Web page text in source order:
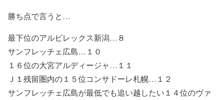
勝ち点で言うと…
最下位のアルビレックス新潟…８
サンフレッチェ広島…１０
１６位の大宮アルディージャ…１１
Ｊ１残留圏内の１５位コンサドーレ札幌…１２
サンフレッチェ広島が最低でも追い越したい１４位のヴァ